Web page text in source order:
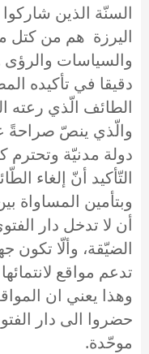
السنّة الذين
اليرزة هم من كتل
والسياسات
دقيقا في تأكيده
الطائف الّذي رعته
والّذي ينصّ صراحةً
دولة مدنيّة وتحترم
التّأكيد أنّ إلغاء
وبتأمين المساواة
أن لا تدخل دار
الضيّقة، وألّا تكون
تدعم مواقع
وهذا يعني ان
حضروا الى دار
موحّدة.